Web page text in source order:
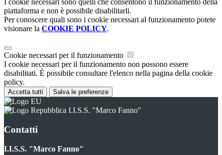
I cookie necessari sono quelli che consentono il funzionamento della
piattaforma e non è possibile disabilitarli.
Per conoscere quali sono i cookie necessari al funzionamento potete
visionare la COOKIE POLICY.
Cookie necessari per il funzionamento
I cookie necessari per il funzionamento non possono essere
disabilitati. È possibile consultare l'elenco nella pagina della cookie
policy.
Accetta tutti Salva le preferenze
I.I.S.S. "Marco Fanno"
Contatti
I.I.S.S. "Marco Fanno"